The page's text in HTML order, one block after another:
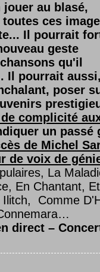
au blasé,
ces
Il pourrait
geste
qu'il
Il pourrait
poser
complicité
un passé
de Michel
de voix de
La
En Chantant,
Comme
direct –